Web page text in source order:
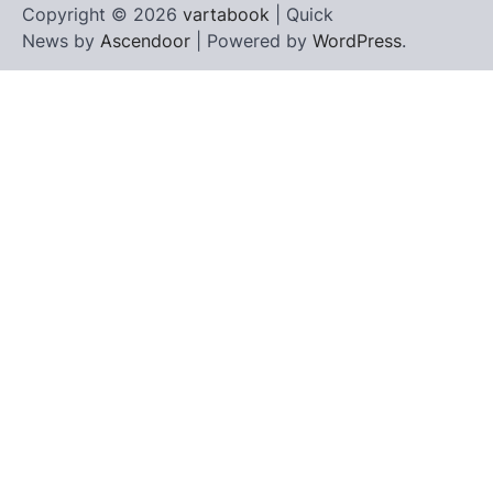
Copyright © 2026 vartabook | Quick
News by Ascendoor | Powered by WordPress.